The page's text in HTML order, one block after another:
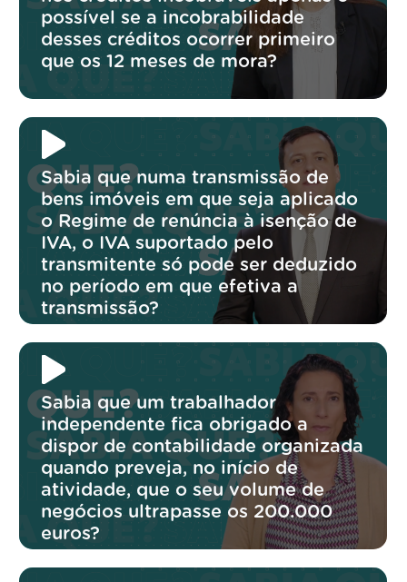
possível se a incobrabilidade
desses créditos ocorrer primeiro
que os 12 meses de mora?
Sabia que numa transmissão de
bens imóveis em que seja aplicado
o Regime de renúncia à isenção de
IVA, o IVA suportado pelo
transmitente só pode ser deduzido
no período em que efetiva a
transmissão?
Sabia que um trabalhador
independente fica obrigado a
dispor de contabilidade organizada
quando preveja, no início de
atividade, que o seu volume de
negócios ultrapasse os 200.000
euros?